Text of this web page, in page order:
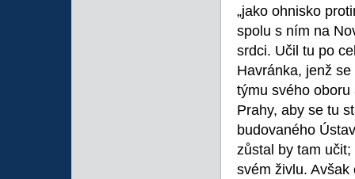
„jako ohnisko
spolu s ním na
srdci. Učil tu po
Havránka, jenž
týmu svého
Prahy, aby se tu
budovaného
zůstal by tam
svém živlu.